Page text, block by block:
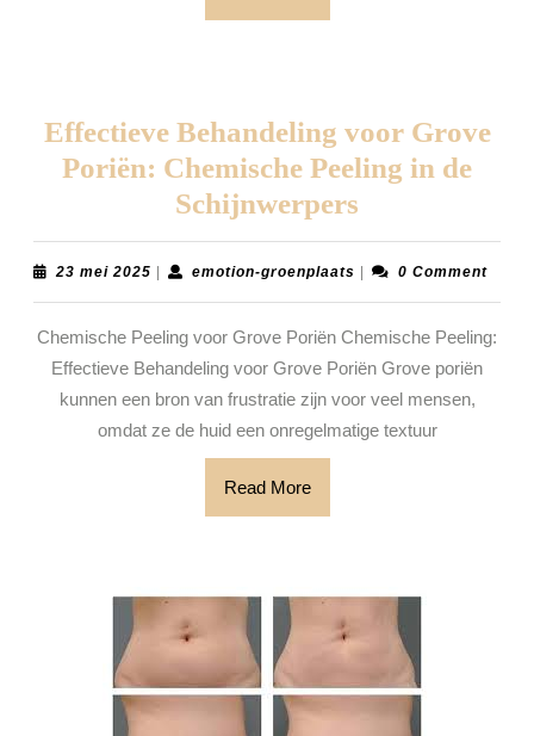
More
Effectieve Behandeling voor Grove
Poriën: Chemische Peeling in de
Schijnwerpers
Behandeling
voor
Grove
Poriën:
Chemische
Peeling
23 mei 2025 23
| emotion-groenplaatsemotion-
| 0 Comment
Chemische Peeling voor Grove Poriën Chemische Peeling:
Effectieve Behandeling voor Grove Poriën Grove poriën
kunnen een bron van frustratie zijn voor veel mensen,
omdat ze de huid een onregelmatige textuur
Read MoreRead
More